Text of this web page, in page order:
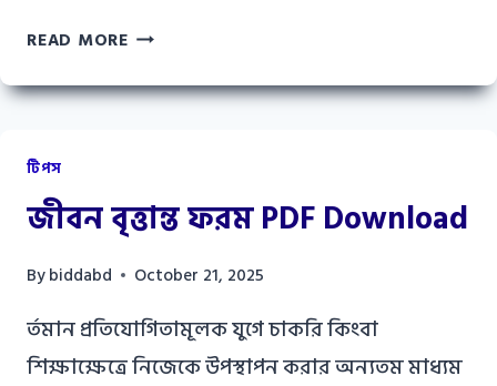
READ MOREইংরেজি
সহজ
টি
টিপস
টিপস
জীবন বৃত্তান্ত ফরম PDF Download
Bybiddabd October 21, 2025
র্তমান প্রতিযোগিতামূলক যুগে চাকরি কিংবা
শিক্ষাক্ষেত্রে নিজেকে উপস্থাপন করার অন্যতম মাধ্যম